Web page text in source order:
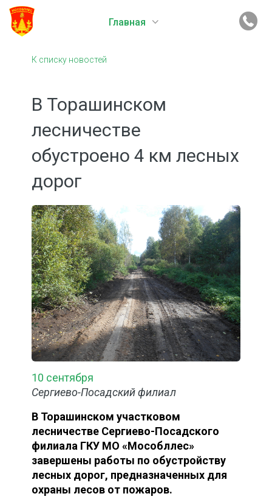
Главная
К списку новостей
В Торашинском
лесничестве
обустроено 4 км лесных
дорог
10 сентября
Сергиево-Посадский филиал
В Торашинском участковом
лесничестве Сергиево-Посадского
филиала ГКУ МО «Мособллес»
завершены работы по обустройству
лесных дорог, предназначенных для
охраны лесов от пожаров.